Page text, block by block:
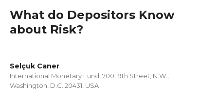
What do Depositors Know
about Risk?
Selçuk Caner
International Monetary Fund, 700 19th Street, N.W.,
Washington, D.C. 20431, USA